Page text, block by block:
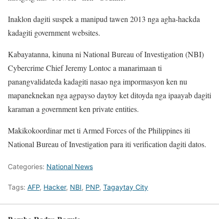
Inaklon dagiti suspek a manipud tawen 2013 nga agha-hackda
kadagiti government websites.
Kabayatanna, kinuna ni National Bureau of Investigation (NBI)
Cybercrime Chief Jeremy Lontoc a manarimaan ti
panangvalidateda kadagiti nasao nga impormasyon ken nu
mapaneknekan nga agpayso daytoy ket ditoyda nga ipaayab dagiti
karaman a government ken private entities.
Makikokoordinar met ti Armed Forces of the Philippines iti
National Bureau of Investigation para iti verification dagiti datos.
Categories: National News
Tags: AFP, Hacker, NBI, PNP, Tagaytay City